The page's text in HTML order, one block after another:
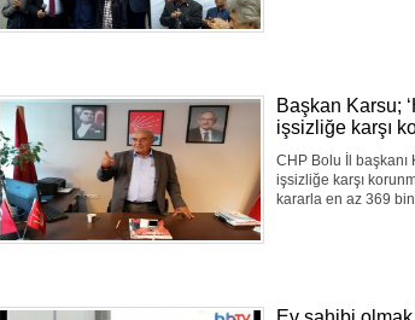
Başkan Karsu;
işsizliğe karşı
CHP Bolu İl başkanı
işsizliğe karşı
kararla en az 369